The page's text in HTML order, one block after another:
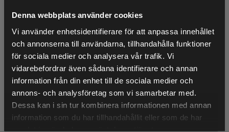
Denna webbplats använder cookies
Vi använder enhetsidentifierare för att anpassa innehållet
och annonserna till användarna, tillhandahålla funktioner
för sociala medier och analysera vår trafik. Vi
vidarebefordrar även sådana identifierare och annan
information från din enhet till de sociala medier och
annons- och analysföretag som vi samarbetar med.
Dessa kan i sin tur kombinera informationen med annan
information som du har tillhandahållit eller som de har
Beskrivning
Nordic Winter Glove Forest Brown är en rejäl och varm
handske för årets kallare månader. Fungerar lika bra i
skidspåret som på älgpasset eller när du eldar i trädgården.
LIKNANDE PRODUKTER